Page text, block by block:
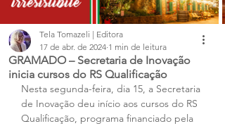
GRAMADO – Secretaria de Inovação
inicia cursos do RS Qualificação
Tela Tomazeli | Editora
17 de abr. de 2024 1 min de leitura
Nesta segunda-feira, dia 15, a Secretaria
de Inovação deu início aos cursos do RS
Qualificação, programa financiado pela